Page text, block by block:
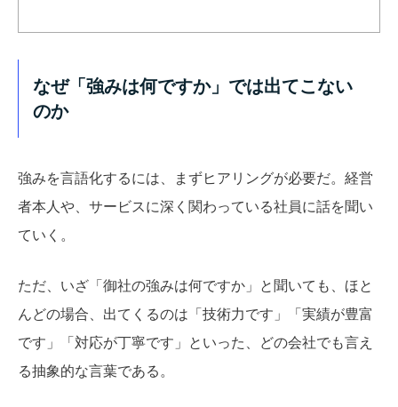
なぜ「強みは何ですか」では出てこない
のか
強みを言語化するには、まずヒアリングが必要だ。経営
者本人や、サービスに深く関わっている社員に話を聞い
ていく。
ただ、いざ「御社の強みは何ですか」と聞いても、ほと
んどの場合、出てくるのは「技術力です」「実績が豊富
です」「対応が丁寧です」といった、どの会社でも言え
る抽象的な言葉である。